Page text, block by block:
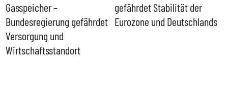
Gasspeicher –
Bundesregierung gefährdet
Versorgung und
Wirtschaftsstandort
gefährdet Stabilität der
Eurozone und Deutschlands